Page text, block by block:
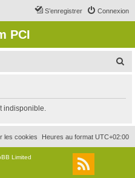
Connexion
S’enregistrer
PCI
r
c
indisponible.
Heures au format UTC+02:00
les cookies
Limited